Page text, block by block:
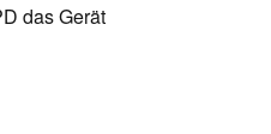
das Gerät